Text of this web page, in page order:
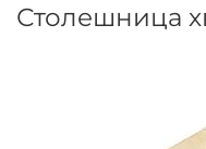
Столешница